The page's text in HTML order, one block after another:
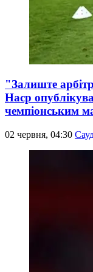
"Залиште
Наср
чемпіонським
02 червня, 04:30